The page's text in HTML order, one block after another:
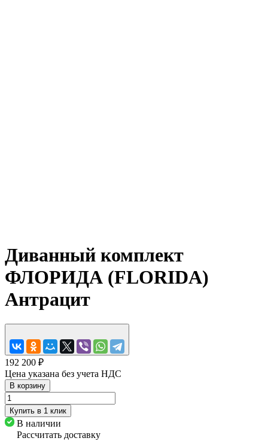
Диванный комплект
ФЛОРИДА (FLORIDA)
Антрацит
192 200 ₽
Цена указана без учета НДС
В корзину
Купить в 1 клик
В наличии
Рассчитать доставку